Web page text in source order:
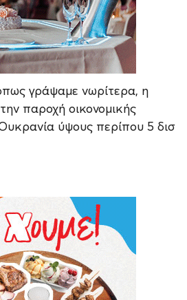
γράψαμε νωρίτερα, η
παροχή οικονομικής
ύψους περίπου 5 δισ